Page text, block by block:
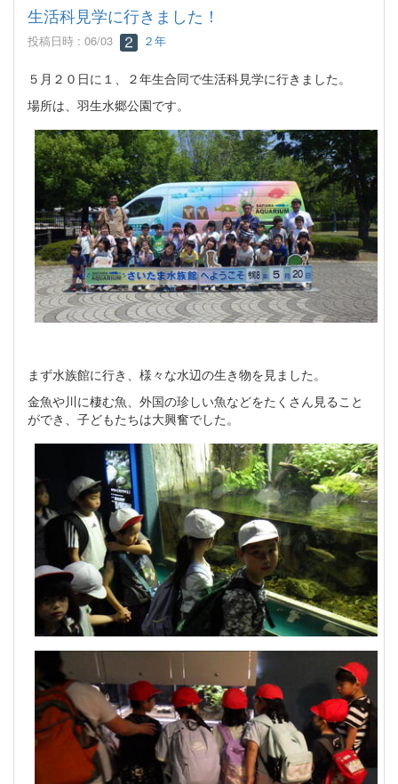
生活科見学に行きました！
投稿日時 : 06/03 ２年
５月２０日に１、２年生合同で生活科見学に行きました。
場所は、羽生水郷公園です。
まず水族館に行き、様々な水辺の生き物を見ました。
金魚や川に棲む魚、外国の珍しい魚などをたくさん見ること
ができ、子どもたちは大興奮でした。